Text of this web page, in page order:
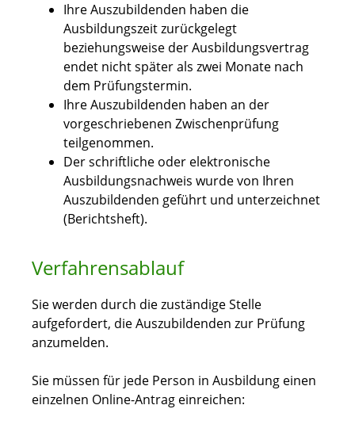
Ihre Auszubildenden haben die
Ausbildungszeit zurückgelegt
beziehungsweise der Ausbildungsvertrag
endet nicht später als zwei Monate nach
dem Prüfungstermin.
Ihre Auszubildenden haben an der
vorgeschriebenen Zwischenprüfung
teilgenommen.
Der schriftliche oder elektronische
Ausbildungsnachweis wurde von Ihren
Auszubildenden geführt und unterzeichnet
(Berichtsheft).
Verfahrensablauf
Sie werden durch die zuständige Stelle
aufgefordert, die Auszubildenden zur Prüfung
anzumelden.
Sie müssen für jede Person in Ausbildung einen
einzelnen Online-Antrag einreichen: